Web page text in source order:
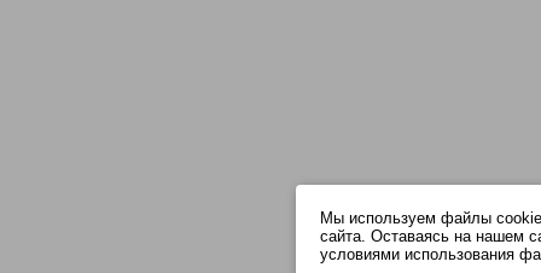
Мы используем файлы
сайта. Оставаясь на нашем
условиями использования